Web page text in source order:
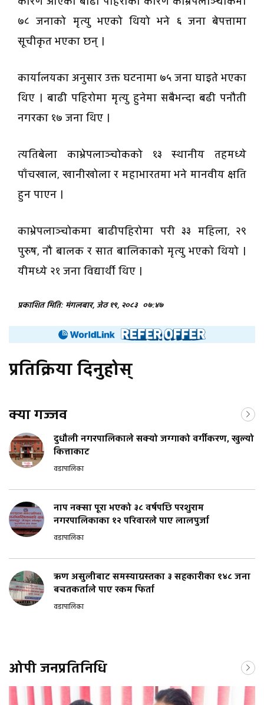
७८ जनाको मृत्यु भएको थियो भने ६ जना बेपत्तामा
सूचीकृत भएका छन् ।
कार्यालयका अनुसार उक्त घटनामा ७५ जना घाइते भएका
थिए । बाढी पहिरोमा मृत्यु हुनेमा सबैभन्दा बढी पनौती
नगरका १७ जना थिए ।
त्यतिबेला काभ्रेपलाञ्चोकको १३ स्थानीय तहमध्ये
पाँचखाल, खानीखोला र महाभारतमा भने मानवीय क्षति
हुन पाएन ।
काभ्रेपलाञ्चोकमा बाढीपहिरोमा परी ३३ महिला, २९
पुरुष, नौ बालक र सात बालिकाको मृत्यु भएको थियो ।
यीमध्ये २१ जना विद्यार्थी थिए ।
प्रकाशित मिति: मंगलबार, जेठ १९, २०८३ ०७:४७
प्रतिक्रिया दिनुहोस्
क्या गज्जव
दुधौली नगरपालिकाले सक्यो जग्गाको वर्गीकरण, खुल्यो
कित्ताकाट
वडापालिका
नाप नक्सा पूरा भएको ३८ वर्षपछि परशुराम
नगरपालिकाका १२ परिवारले पाए लालपुर्जा
वडापालिका
ऋण असुलीबाट समस्याग्रस्तका ३ सहकारीका १४८ जना
बचतकर्ताले पाए रकम फिर्ता
वडापालिका
ओपी जनप्रतिनिधि